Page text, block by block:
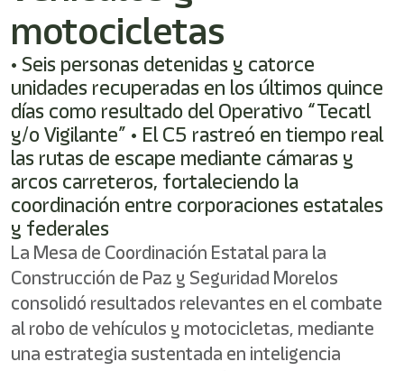
motocicletas
• Seis personas detenidas y catorce
unidades recuperadas en los últimos quince
días como resultado del Operativo “Tecatl
y/o Vigilante” • El C5 rastreó en tiempo real
las rutas de escape mediante cámaras y
arcos carreteros, fortaleciendo la
coordinación entre corporaciones estatales
y federales
La Mesa de Coordinación Estatal para la
Construcción de Paz y Seguridad Morelos
consolidó resultados relevantes en el combate
al robo de vehículos y motocicletas, mediante
una estrategia sustentada en inteligencia